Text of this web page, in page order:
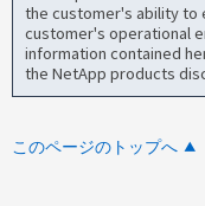
the customer's ability to
customer's operational
information contained
the NetApp products
このページのトップへ